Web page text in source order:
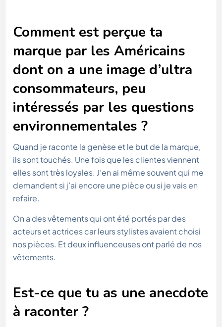
Comment est perçue ta
marque par les Américains
dont on a une image d’ultra
consommateurs, peu
intéressés par les questions
environnementales ?
Quand je raconte la genèse et le but de la marque,
ils sont touchés. Une fois que les clientes viennent
elles sont très loyales. J’en ai même souvent qui me
demandent si j’ai encore une pièce ou si je vais en
refaire.
On a des vêtements qui ont été portés par des
acteurs et actrices car leurs stylistes avaient choisi
nos pièces. Et deux influenceuses ont parlé de nos
vêtements.
Est-ce que tu as une anecdote
à raconter ?